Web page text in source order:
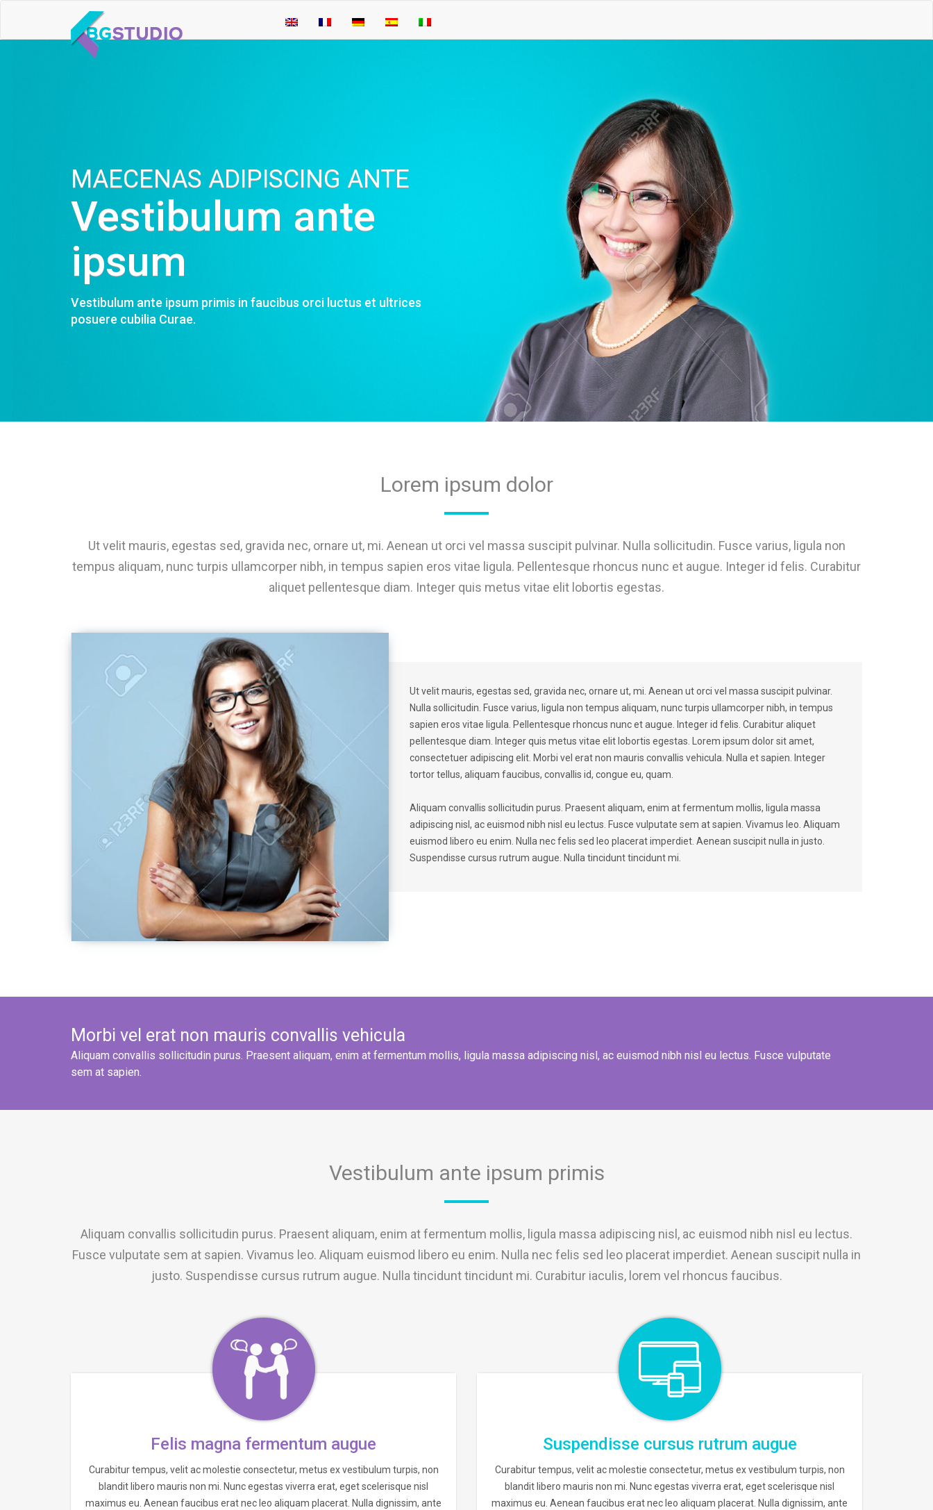
MAECENAS ADIPISCING ANTE
Vestibulum ante
ipsum
Vestibulum ante ipsum primis in faucibus orci luctus et ultrices
posuere cubilia Curae.
Lorem ipsum dolor
Ut velit mauris, egestas sed, gravida nec, ornare ut, mi. Aenean ut orci vel massa suscipit pulvinar. Nulla sollicitudin. Fusce varius, ligula non
tempus aliquam, nunc turpis ullamcorper nibh, in tempus sapien eros vitae ligula. Pellentesque rhoncus nunc et augue. Integer id felis. Curabitur
aliquet pellentesque diam. Integer quis metus vitae elit lobortis egestas.
Ut velit mauris, egestas sed, gravida nec, ornare ut, mi. Aenean ut orci vel massa suscipit pulvinar.
Nulla sollicitudin. Fusce varius, ligula non tempus aliquam, nunc turpis ullamcorper nibh, in tempus
sapien eros vitae ligula. Pellentesque rhoncus nunc et augue. Integer id felis. Curabitur aliquet
pellentesque diam. Integer quis metus vitae elit lobortis egestas. Lorem ipsum dolor sit amet,
consectetuer adipiscing elit. Morbi vel erat non mauris convallis vehicula. Nulla et sapien. Integer
tortor tellus, aliquam faucibus, convallis id, congue eu, quam.
Aliquam convallis sollicitudin purus. Praesent aliquam, enim at fermentum mollis, ligula massa
adipiscing nisl, ac euismod nibh nisl eu lectus. Fusce vulputate sem at sapien. Vivamus leo. Aliquam
euismod libero eu enim. Nulla nec felis sed leo placerat imperdiet. Aenean suscipit nulla in justo.
Suspendisse cursus rutrum augue. Nulla tincidunt tincidunt mi.
Morbi vel erat non mauris convallis vehicula
Aliquam convallis sollicitudin purus. Praesent aliquam, enim at fermentum mollis, ligula massa adipiscing nisl, ac euismod nibh nisl eu lectus. Fusce vulputate
sem at sapien.
Vestibulum ante ipsum primis
Aliquam convallis sollicitudin purus. Praesent aliquam, enim at fermentum mollis, ligula massa adipiscing nisl, ac euismod nibh nisl eu lectus.
Fusce vulputate sem at sapien. Vivamus leo. Aliquam euismod libero eu enim. Nulla nec felis sed leo placerat imperdiet. Aenean suscipit nulla in
justo. Suspendisse cursus rutrum augue. Nulla tincidunt tincidunt mi. Curabitur iaculis, lorem vel rhoncus faucibus.
Felis magna fermentum augue
Curabitur tempus, velit ac molestie consectetur, metus ex vestibulum turpis, non
blandit libero mauris non mi. Nunc egestas viverra erat, eget scelerisque nisl
maximus eu. Aenean faucibus erat nec leo aliquam placerat. Nulla dignissim, ante
Suspendisse cursus rutrum augue
Curabitur tempus, velit ac molestie consectetur, metus ex vestibulum turpis, non
blandit libero mauris non mi. Nunc egestas viverra erat, eget scelerisque nisl
maximus eu. Aenean faucibus erat nec leo aliquam placerat. Nulla dignissim, ante